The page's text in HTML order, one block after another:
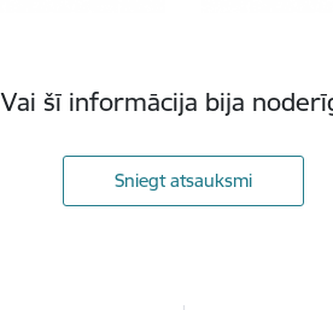
Vai šī informācija bija
Sniegt atsauksmi